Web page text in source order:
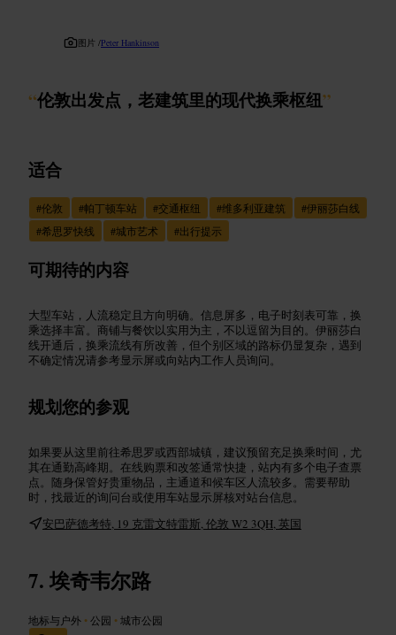
图片 /Peter Hankinson
“伦敦出发点，老建筑里的现代换乘枢纽”
适合
#伦敦 #帕丁顿车站 #交通枢纽 #维多利亚建筑 #伊丽莎白线
#希思罗快线 #城市艺术 #出行提示
可期待的内容
大型车站，人流稳定且方向明确。信息屏多，电子时刻表可靠，换
乘选择丰富。商铺与餐饮以实用为主，不以逗留为目的。伊丽莎白
线开通后，换乘流线有所改善，但个别区域的路标仍显复杂，遇到
不确定情况请参考显示屏或向站内工作人员询问。
规划您的参观
如果要从这里前往希思罗或西部城镇，建议预留充足换乘时间，尤
其在通勤高峰期。在线购票和改签通常快捷，站内有多个电子查票
点。随身保管好贵重物品，主通道和候车区人流较多。需要帮助
时，找最近的询问台或使用车站显示屏核对站台信息。
安巴萨德考特, 19 克雷文特雷斯, 伦敦 W2 3QH, 英国
埃奇韦尔路
地标与户外 •公园 •城市公园